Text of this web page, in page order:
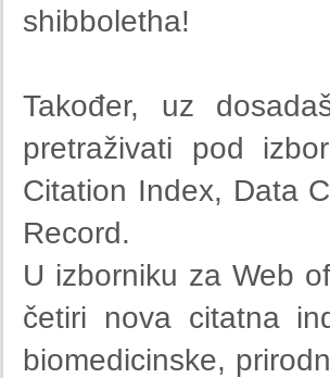
shibboletha!
Također, uz
pretraživati pod
Citation Index, Data
Record.
U izborniku za Web
četiri nova citatna
biomedicinske,